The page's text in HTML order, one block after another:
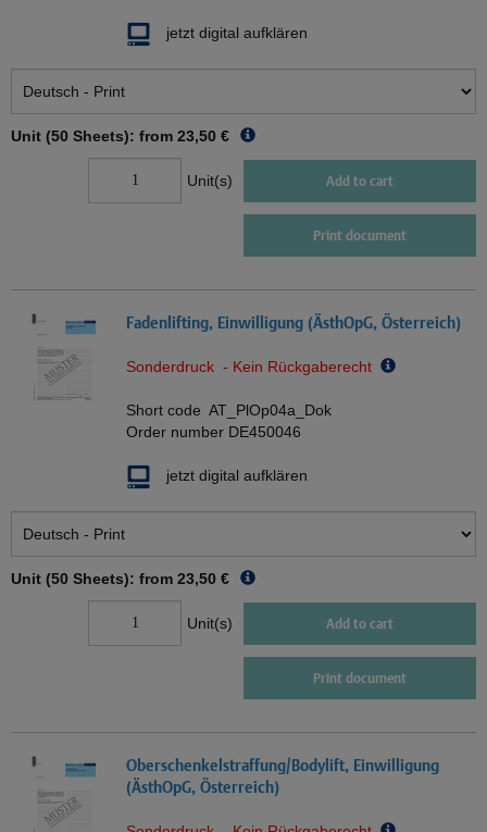
jetzt digital aufklären
Unit (50 Sheets): from 23,50 €
Unit(s) Add to cart
Print document
Fadenlifting, Einwilligung (ÄsthOpG, Österreich)
Sonderdruck - Kein Rückgaberecht
Short code AT_PlOp04a_Dok
Order number DE450046
jetzt digital aufklären
Unit (50 Sheets): from 23,50 €
Unit(s) Add to cart
Print document
Oberschenkelstraffung/Bodylift, Einwilligung
(ÄsthOpG, Österreich)